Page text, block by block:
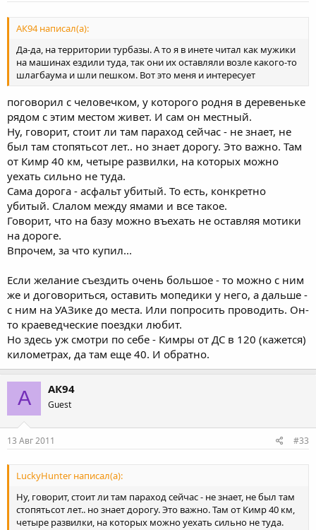
АК94 написал(а):
Да-да, на территории турбазы. А то я в инете читал как мужики
на машинах ездили туда, так они их оставляли возле какого-то
шлагбаума и шли пешком. Вот это меня и интересует
поговорил с человечком, у которого родня в деревеньке
рядом с этим местом живет. И сам он местный.
Ну, говорит, стоит ли там параход сейчас - не знает, не
был там стопятьсот лет.. но знает дорогу. Это важно. Там
от Кимр 40 км, четыре развилки, на которых можно
уехать сильно не туда.
Сама дорога - асфальт убитый. То есть, конкретно
убитый. Слалом между ямами и все такое.
Говорит, что на базу можно въехать не оставляя мотики
на дороге.
Впрочем, за что купил...
Если желание съездить очень большое - то можно с ним
же и договориться, оставить мопедики у него, а дальше -
с ним на УАЗике до места. Или попросить проводить. Он-
то краеведческие поездки любит.
Но здесь уж смотри по себе - Кимры от ДС в 120 (кажется)
километрах, да там еще 40. И обратно.
А АК94
Guest
13 Авг 2011 #33
LuckyHunter написал(а):
Ну, говорит, стоит ли там параход сейчас - не знает, не был там
стопятьсот лет.. но знает дорогу. Это важно. Там от Кимр 40 км,
четыре развилки, на которых можно уехать сильно не туда.